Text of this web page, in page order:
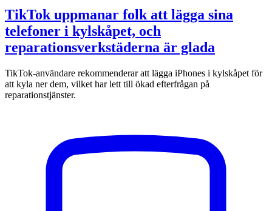
TikTok uppmanar folk att lägga sina
telefoner i kylskåpet, och
reparationsverkstäderna är glada
TikTok-användare rekommenderar att lägga iPhones i kylskåpet för
att kyla ner dem, vilket har lett till ökad efterfrågan på
reparationstjänster.